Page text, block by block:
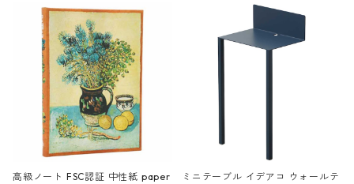
高級ノート FSC認証 中性紙 paper
ミニテーブル イデアコ ウォールテ